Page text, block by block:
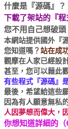
什麼是『源碼』？
下載了架站的『
您不用自己想破
本網站提供國外『
您知道嗎？站在成
觀摩在人家已經設
甚至，您可以藉此
有些程式『源碼』
最後，希望給這些
因為有人願意無私
人因夢想而偉大，
你想知道詳細的